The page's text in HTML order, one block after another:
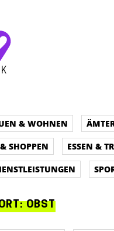
& WOHNEN
SHOPPEN
ESSEN &
OBST